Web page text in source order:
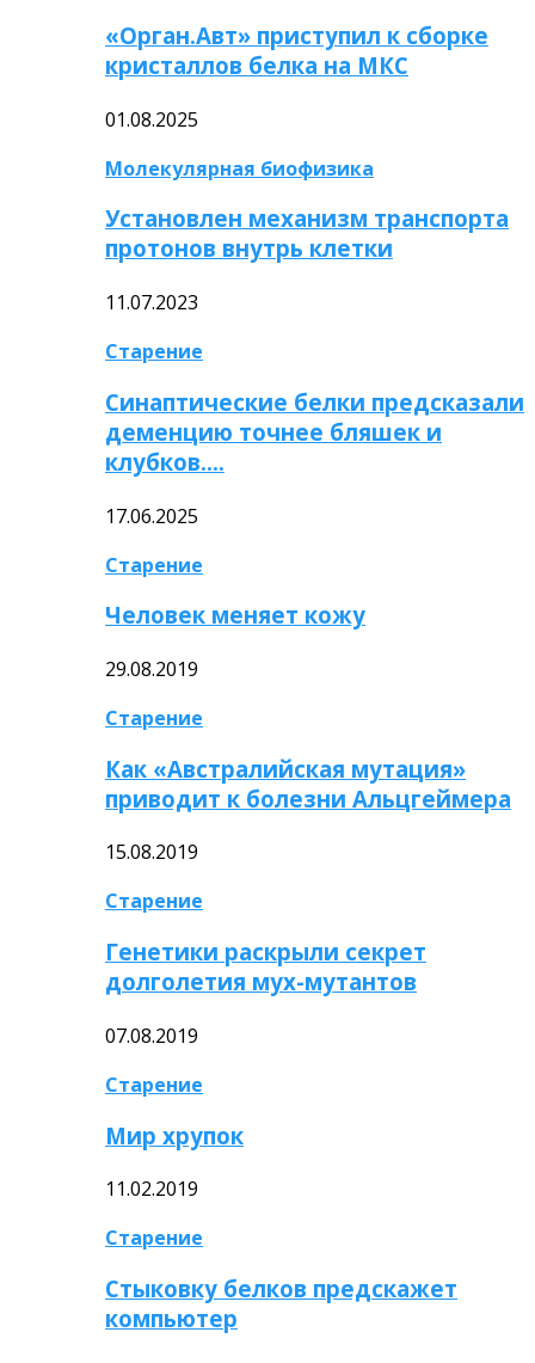
«Орган.Авт» приступил к сборке
кристаллов белка на МКС
01.08.2025
Молекулярная биофизика
Установлен механизм транспорта
протонов внутрь клетки
11.07.2023
Старение
Синаптические белки предсказали
деменцию точнее бляшек и
клубков….
17.06.2025
Старение
Человек меняет кожу
29.08.2019
Старение
Как «Австралийская мутация»
приводит к болезни Альцгеймера
15.08.2019
Старение
Генетики раскрыли секрет
долголетия мух-мутантов
07.08.2019
Старение
Мир хрупок
11.02.2019
Старение
Стыковку белков предскажет
компьютер